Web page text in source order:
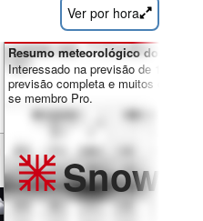
Ver por hora
Resumo meteorológico dos dias
Interessado na previsão de 16
previsão completa e muitos outros
se membro Pro.
Snow